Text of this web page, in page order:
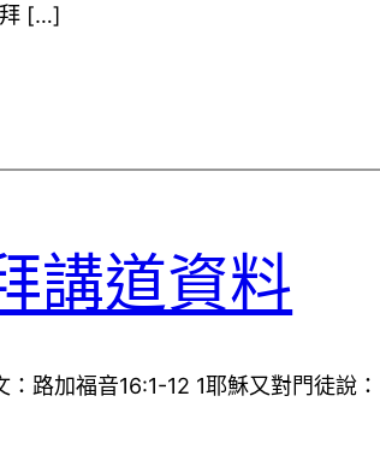
拜 […]
講道資料
路加福音16:1-12 1耶穌又對門徒說：